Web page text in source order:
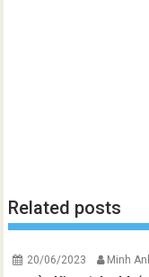
Related posts
20/06/2023 Minh